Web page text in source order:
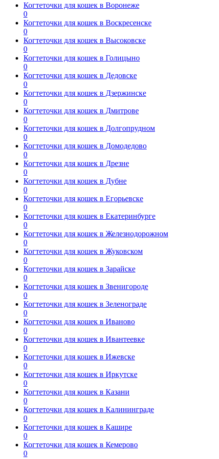
Когтеточки для кошек в Воронеже
0
Когтеточки для кошек в Воскресенске
0
Когтеточки для кошек в Высоковске
0
Когтеточки для кошек в Голицыно
0
Когтеточки для кошек в Дедовске
0
Когтеточки для кошек в Дзержинске
0
Когтеточки для кошек в Дмитрове
0
Когтеточки для кошек в Долгопрудном
0
Когтеточки для кошек в Домодедово
0
Когтеточки для кошек в Дрезне
0
Когтеточки для кошек в Дубне
0
Когтеточки для кошек в Егорьевске
0
Когтеточки для кошек в Екатеринбурге
0
Когтеточки для кошек в Железнодорожном
0
Когтеточки для кошек в Жуковском
0
Когтеточки для кошек в Зарайске
0
Когтеточки для кошек в Звенигороде
0
Когтеточки для кошек в Зеленограде
0
Когтеточки для кошек в Иваново
0
Когтеточки для кошек в Ивантеевке
0
Когтеточки для кошек в Ижевске
0
Когтеточки для кошек в Иркутске
0
Когтеточки для кошек в Казани
0
Когтеточки для кошек в Калининграде
0
Когтеточки для кошек в Кашире
0
Когтеточки для кошек в Кемерово
0